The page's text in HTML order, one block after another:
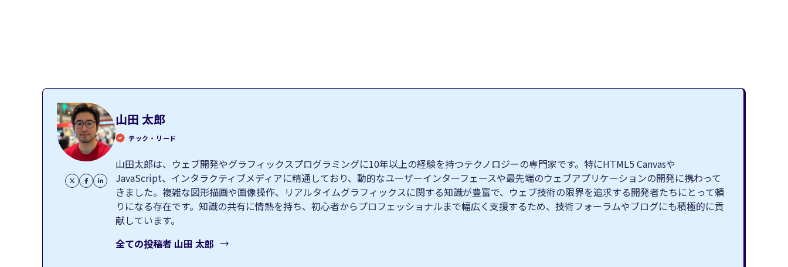
山田 太郎
テック・リード
山田太郎は、ウェブ開発やグラフィックスプログラミングに10年以上の経験を持つテクノロジーの専門家です。特にHTML5 Canvasや
JavaScript、インタラクティブメディアに精通しており、動的なユーザーインターフェースや最先端のウェブアプリケーションの開発に携わって
きました。複雑な図形描画や画像操作、リアルタイムグラフィックスに関する知識が豊富で、ウェブ技術の限界を追求する開発者たちにとって頼
りになる存在です。知識の共有に情熱を持ち、初心者からプロフェッショナルまで幅広く支援するため、技術フォーラムやブログにも積極的に貢
献しています。
全ての投稿者 山田 太郎